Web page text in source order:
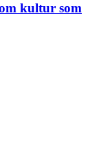
kultur som